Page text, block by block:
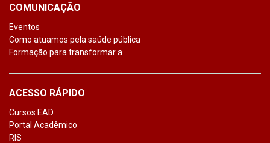
COMUNICAÇÃO
Eventos
Como atuamos pela saúde pública
Formação para transformar a
ACESSO RÁPIDO
Cursos EAD
Portal Acadêmico
RIS